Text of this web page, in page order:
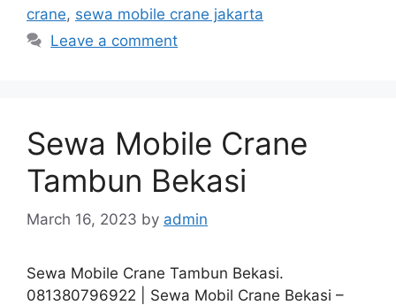
crane, sewa mobile crane jakarta
Leave a comment
Sewa Mobile Crane
Tambun Bekasi
March 16, 2023 by admin
Sewa Mobile Crane Tambun Bekasi.
081380796922 | Sewa Mobil Crane Bekasi –